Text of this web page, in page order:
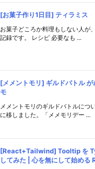
[お菓子作り1日目] ティラミス
お菓子どころか料理もしない人が
記録です。 レシピ 必要なも ...
[メメントモリ] ギルドバトル が
モ
メメントモリのギルドバトルにつ
に移しました。「メメモリデー ...
[React+Tailwind] Tooltip を
してみた | 心を無にして始める